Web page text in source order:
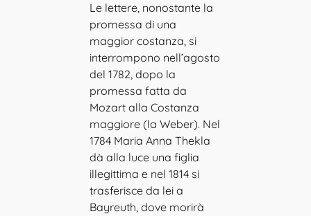
Le lettere, nonostante la
promessa di una
maggior costanza, si
interrompono nell’agosto
del 1782, dopo la
promessa fatta da
Mozart alla Costanza
maggiore (la Weber). Nel
1784 Maria Anna Thekla
dà alla luce una figlia
illegittima e nel 1814 si
trasferisce da lei a
Bayreuth, dove morirà